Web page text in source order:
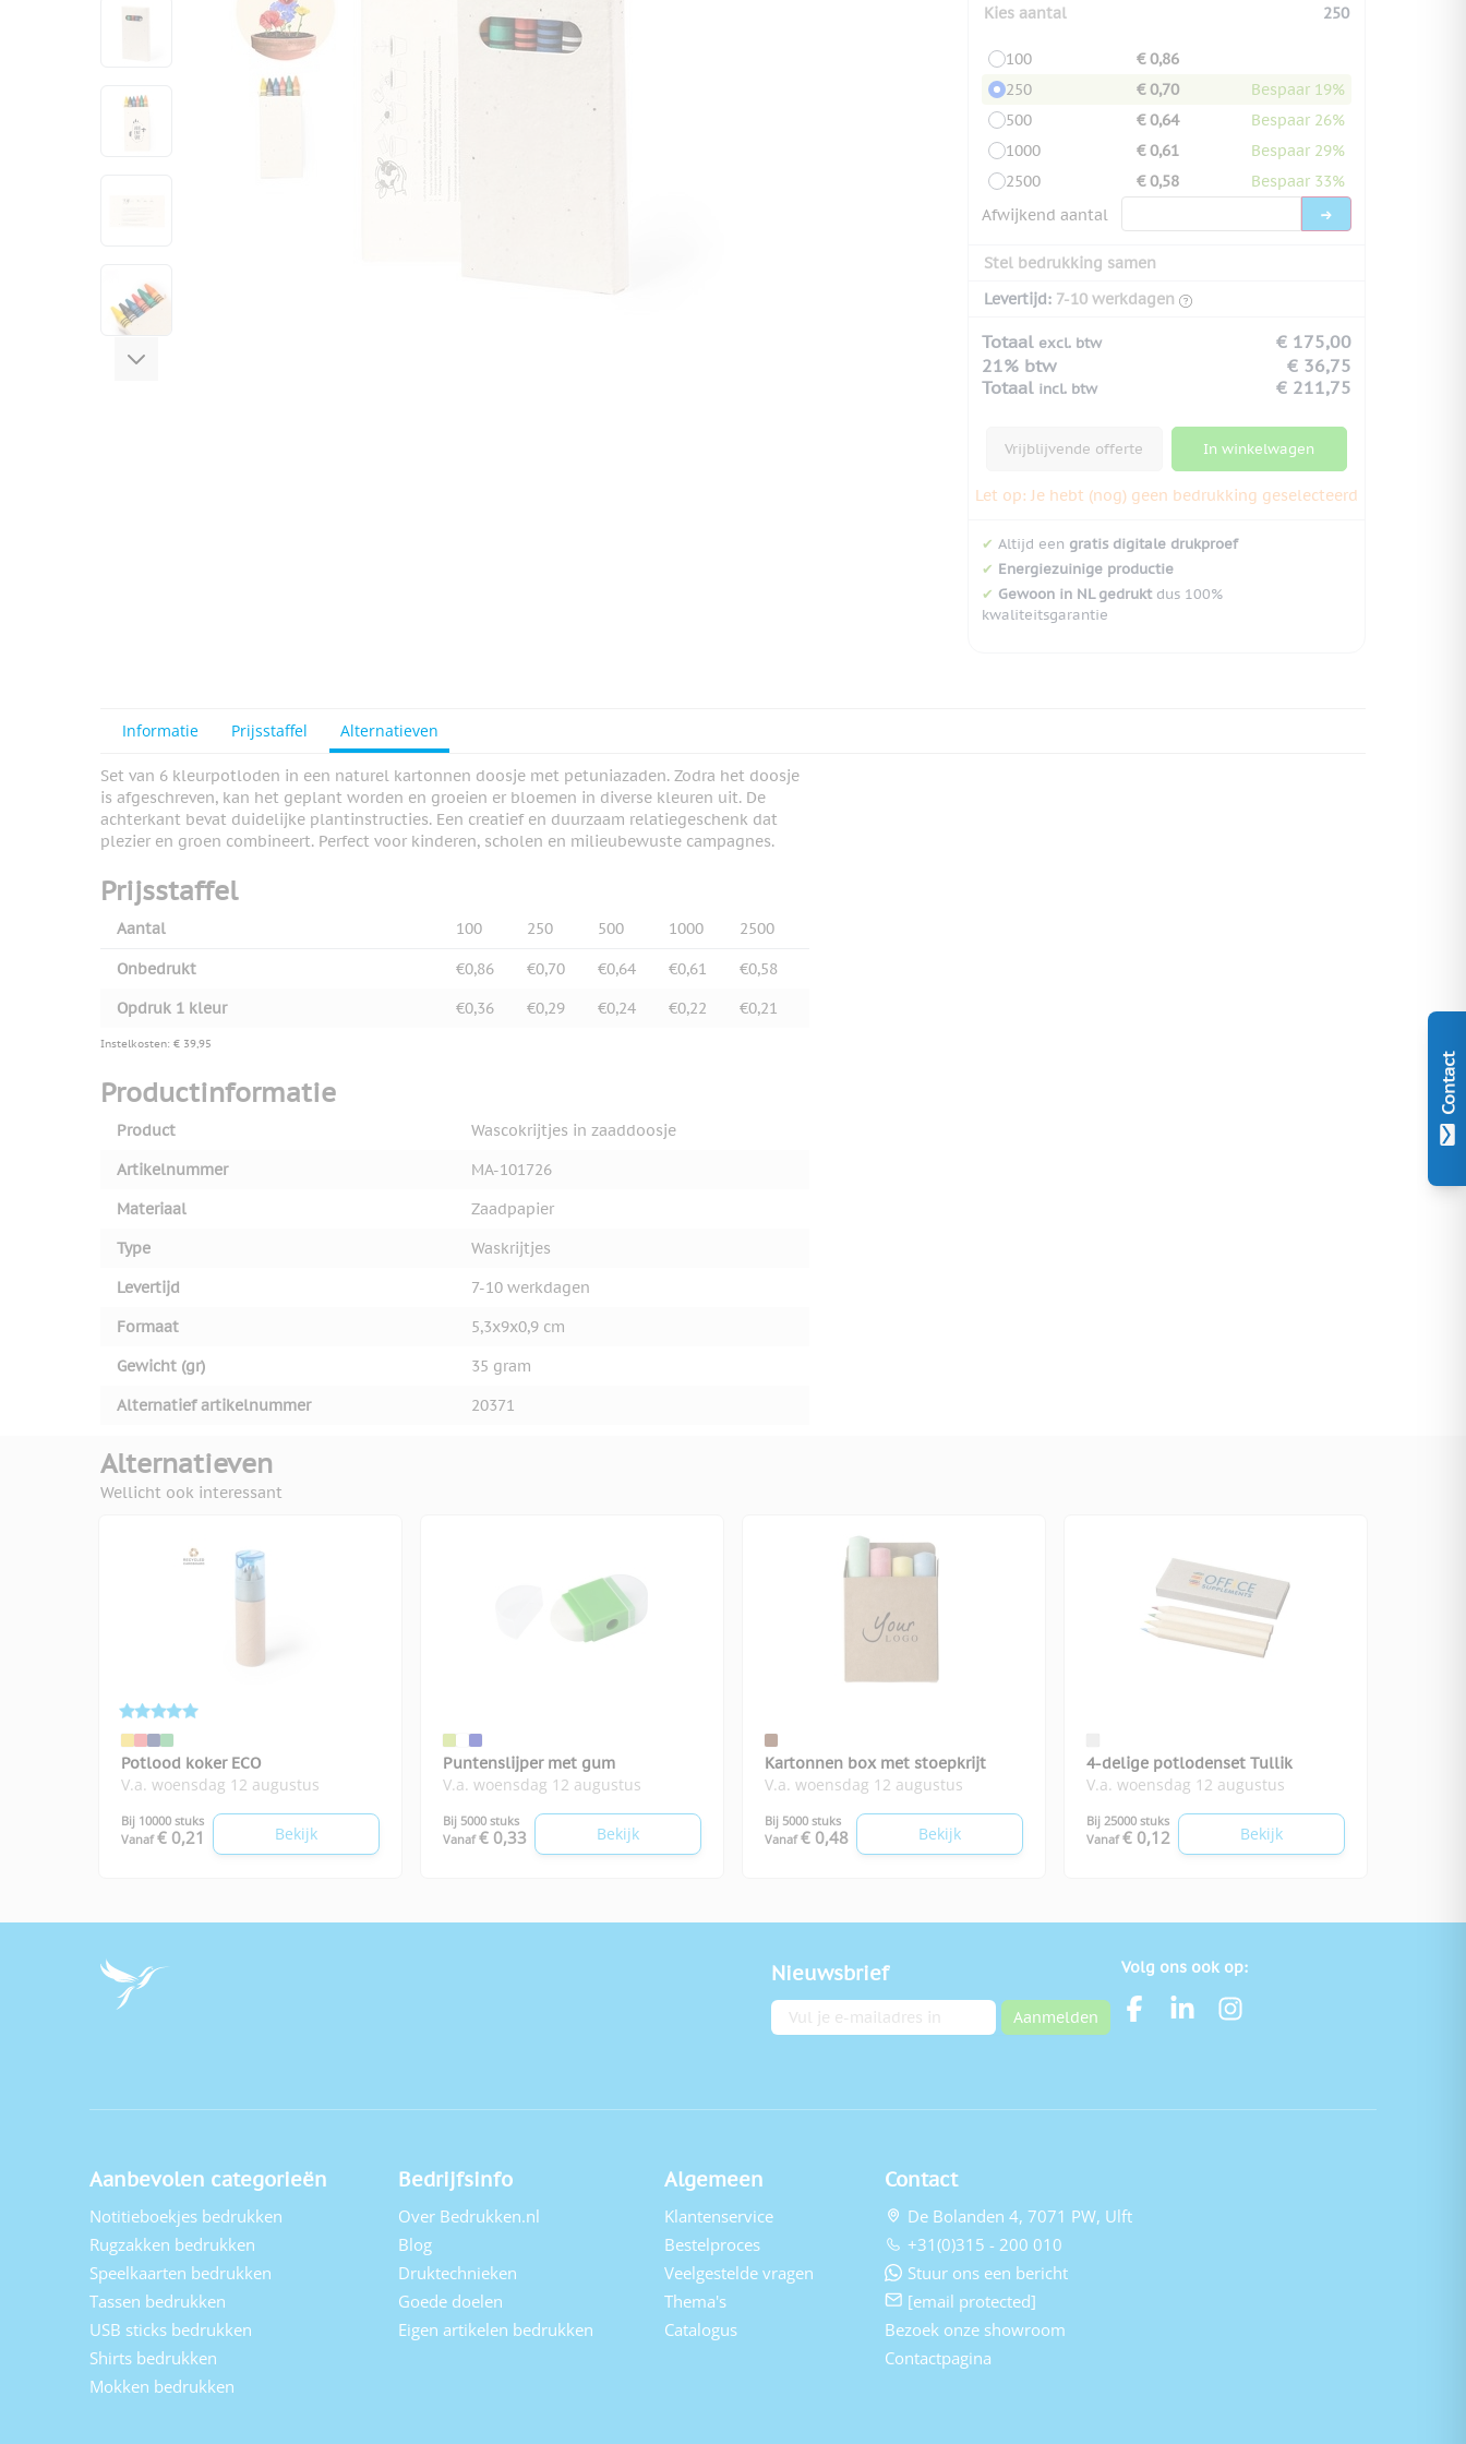
Contact
View larger image
View larger image
View larger image
Kies aantal 250
100
€ 0,86
250
€ 0,70
Bespaar 19%
500
€ 0,64
Bespaar 26%
1000
€ 0,61
Bespaar 29%
2500
€ 0,58
Bespaar 33%
Afwijkend aantal
Stel bedrukking samen
Levertijd: 7-10 werkdagen
Totaal excl. btw
€ 175,00
21% btw
€ 36,75
Totaal incl. btw € 211,75
Vrijblijvende offerte In winkelwagen
Let op: Je hebt (nog) geen bedrukking geselecteerd
✔ Altijd een gratis digitale drukproef
✔ Energiezuinige productie
✔ Gewoon in NL gedruktdus 100%
kwaliteitsgarantie
Informatie Prijsstaffel Alternatieven
Set van 6 kleurpotloden in een naturel kartonnen doosje met petuniazaden. Zodra het doosje
is afgeschreven, kan het geplant worden en groeien er bloemen in diverse kleuren uit. De
achterkant bevat duidelijke plantinstructies. Een creatief en duurzaam relatiegeschenk dat
plezier en groen combineert. Perfect voor kinderen, scholen en milieubewuste campagnes.
Prijsstaffel
Aantal 100 250 500 1000 2500
Onbedrukt €0,86 €0,70 €0,64 €0,61
€0,58
Opdruk 1 kleur
€0,36 €0,29 €0,24 €0,22 €0,21
Instelkosten: € 39,95
Productinformatie
Product
Wascokrijtjes in zaaddoosje
Artikelnummer
MA-101726
Materiaal
Zaadpapier
Type
Waskrijtjes
Levertijd
7-10 werkdagen
Formaat
5,3x9x0,9 cm
Gewicht (gr)
35 gram
Alternatief artikelnummer
20371
Alternatieven
Wellicht ook interessant
Potlood koker ECO
V.a. woensdag 12 augustus
Bij 10000 stuks
Vanaf € 0,21 Bekijk
Puntenslijper met gum
V.a. woensdag 12 augustus
Bij 5000 stuks
Vanaf € 0,33 Bekijk
Kartonnen box met stoepkrijt
V.a. woensdag 12 augustus
Bij 5000 stuks
Vanaf € 0,48 Bekijk
4-delige potlodenset Tullik
V.a. woensdag 12 augustus
Bij 25000 stuks
Vanaf € 0,12 Bekijk
Nieuwsbrief
E-mailadres Aanmelden
Volg ons ook op:
Aanbevolen categorieën
Notitieboekjes bedrukken
Rugzakken bedrukken
Speelkaarten bedrukken
Tassen bedrukken
USB sticks bedrukken
Shirts bedrukken
Mokken bedrukken
Bedrijfsinfo
Over Bedrukken.nl
Blog
Druktechnieken
Goede doelen
Eigen artikelen bedrukken
Algemeen
Klantenservice
Bestelproces
Veelgestelde vragen
Thema's
Catalogus
Contact
De Bolanden 4, 7071 PW, Ulft
+31(0)315 - 200 010
Stuur ons een bericht
[email protected]
Bezoek onze showroom
Contactpagina